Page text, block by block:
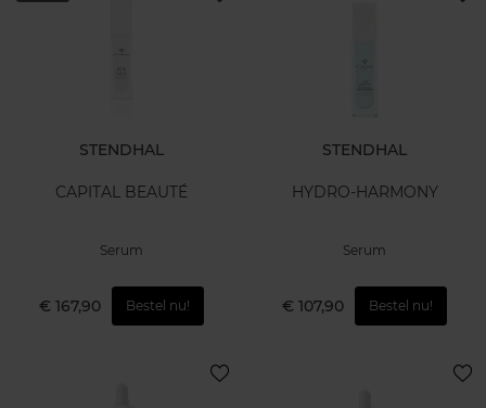
STENDHAL
CAPITAL BEAUTÉ
Serum
€ 167,90 Bestel nu!
STENDHAL
HYDRO-HARMONY
Serum
€ 107,90 Bestel nu!